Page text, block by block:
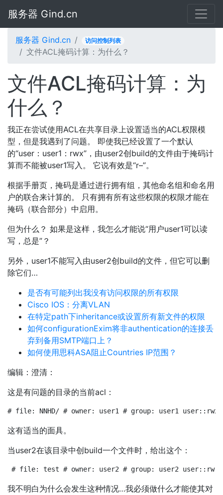
服务器 Gind.cn
服务器 Gind.cn 访问控制列表
文件ACL掩码计算：为什么？
文件ACL掩码计算：为
什么？
我正在尝试使用ACL在共享目录上设置适当的ACL权限模
型，但是我遇到了问题。 即使我已经设置了一个默认
的“user：user1：rwx”，由user2创build的文件由于掩码计
算而不能被user1写入。 它说有效是“r–”。
根据手册页，掩码是通过进行拥有组，其他命名组和命名用
户的联合来计算的。 只有拥有所有这些权限的权限才能在
掩码（联合部分）中启用。
但为什么？ 如果是这样，我怎么才能说“用户user1可以读
写，总是”？
另外，user1不能写入由user2创build的文件，但它可以删
除它们…
是否有可能列出我没有访问权限的所有权限
Cisco IOS：分离VLAN
在特定path下inheritance或设置所有新文件的权限
如何configurationExim将非authentication的连接丢
弃到备用SMTP端口上？
如何使用思科ASA阻止Countries IP范围？
编辑：澄清：
这是有问题的目录的当前acl：
# file: NNHD/ # owner: user1 # group: user1
这有适当的面具。
当user2在该目录中创build一个文件时，给出这个：
# file: test # owner: user2 # group: user2
我不明白为什么会发生这种情况…我必须做什么才能使其对